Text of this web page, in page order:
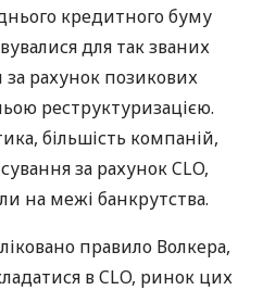
кредитного буму
для так званих
за рахунок позикових
реструктуризацією.
більшість компаній,
за рахунокCLO,
на межі банкрутства.
правило Волкера,
вCLO, ринок цих